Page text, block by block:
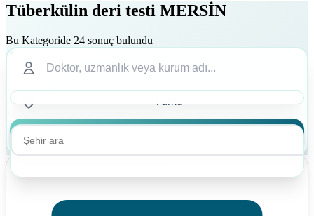
Tüberkülin deri testi MERSİN
Bu Kategoride 24 sonuç bulundu